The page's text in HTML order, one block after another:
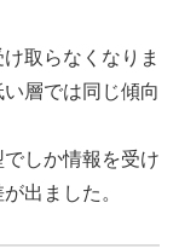
取らなくなりま
層では同じ傾向
しか情報を受け
出ました。